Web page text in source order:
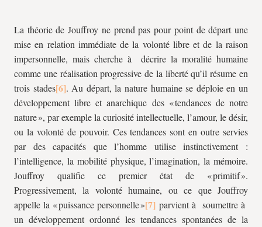
La théorie de Jouffroy ne prend pas pour point de départ une
mise en relation immédiate de la volonté libre et de la raison
impersonnelle, mais cherche à décrire la moralité humaine
comme une réalisation progressive de la liberté qu’il résume en
trois stades
. Au départ, la nature humaine se déploie en un
développement libre et anarchique des « tendances de notre
nature », par exemple la curiosité intellectuelle, l’amour, le désir,
ou la volonté de pouvoir. Ces tendances sont en outre servies
par des capacités que l’homme utilise instinctivement :
l’intelligence, la mobilité physique, l’imagination, la mémoire.
Jouffroy qualifie ce premier état de « primitif ».
Progressivement, la volonté humaine, ou ce que Jouffroy
appelle la « puissance personnelle »
parvient à soumettre à
un développement ordonné les tendances spontanées de la